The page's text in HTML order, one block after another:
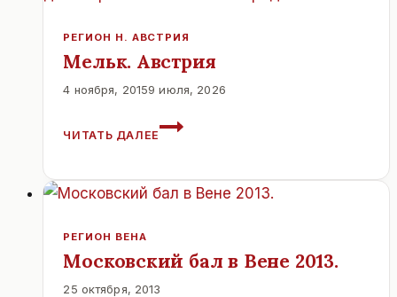
РЕГИОН Н. АВСТРИЯ
Мельк. Австрия
4 ноября, 20159 июля, 2026
ЧИТАТЬ ДАЛЕЕ
МЕЛЬК.
РЕГИОН ВЕНА
Московский бал в Вене 2013.
25 октября, 2013